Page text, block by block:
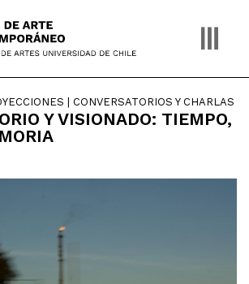
| CONVERSATORIOS Y CHARLAS
Y VISIONADO: TIEMPO,